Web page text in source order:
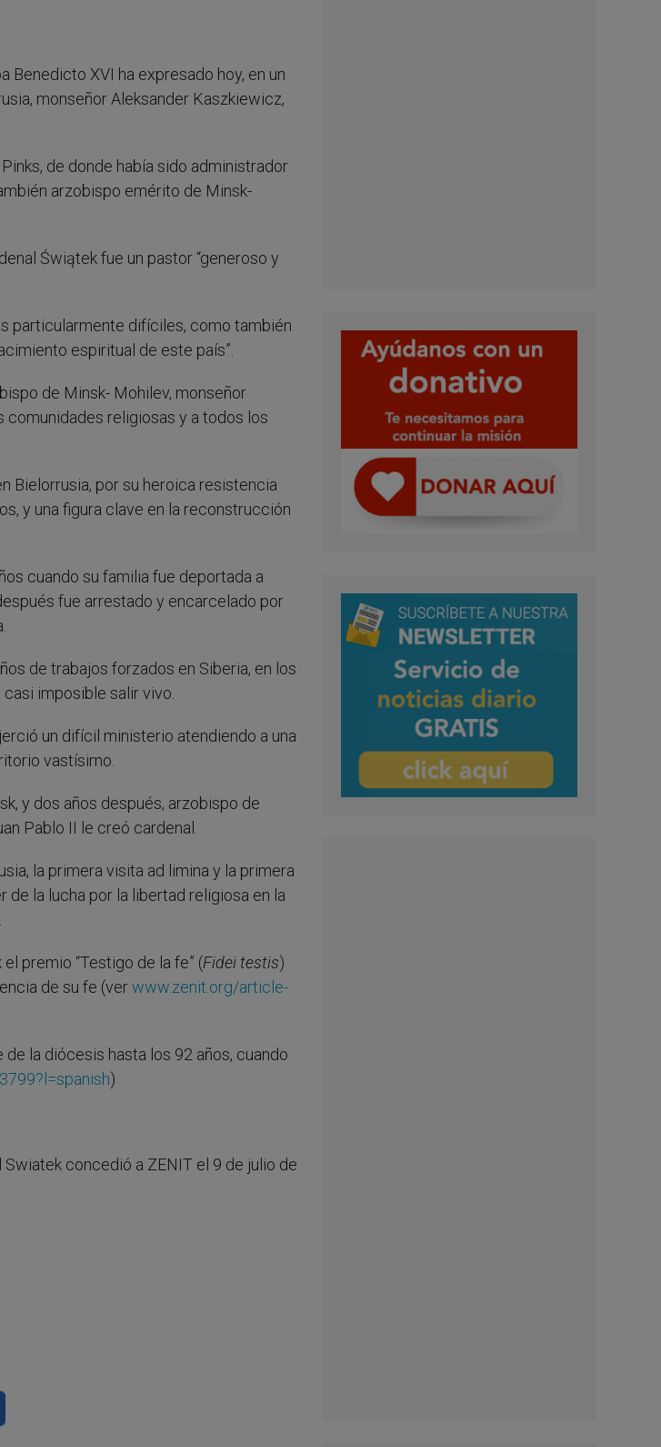
Benedicto XVI ha expresado hoy, en un
monseñor Aleksander Kaszkiewicz,
de donde había sido administrador
arzobispo emérito de Minsk-
Świątek fue un pastor “generoso y
particularmente difíciles, como también
espiritual de este país”.
de Minsk- Mohilev, monseñor
comunidades religiosas y a todos los
Bielorrusia, por su heroica resistencia
y una figura clave en la reconstrucción
cuando su familia fue deportada a
fue arrestado y encarcelado por
de trabajos forzados en Siberia, en los
imposible salir vivo.
un difícil ministerio atendiendo a una
vastísimo.
y dos años después, arzobispo de
Pablo II le creó cardenal.
la primera visita ad limina y la primera
de la lucha por la libertad religiosa en la
premio “Testigo de la fe” (Fidei testis)
de su fe (verwww.zenit.org/article-
la diócesis hasta los 92 años, cuando
)
concedió a ZENIT el 9 de julio de